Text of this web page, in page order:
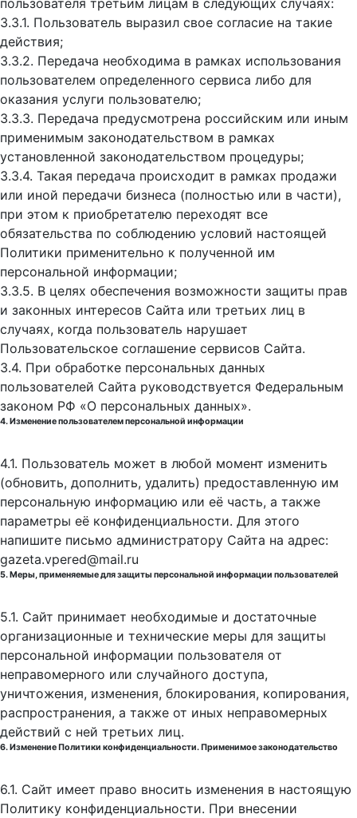
пользователя третьим лицам в следующих случаях:
3.3.1. Пользователь выразил свое согласие на такие
действия;
3.3.2. Передача необходима в рамках использования
пользователем определенного сервиса либо для
оказания услуги пользователю;
3.3.3. Передача предусмотрена российским или иным
применимым законодательством в рамках
установленной законодательством процедуры;
3.3.4. Такая передача происходит в рамках продажи
или иной передачи бизнеса (полностью или в части),
при этом к приобретателю переходят все
обязательства по соблюдению условий настоящей
Политики применительно к полученной им
персональной информации;
3.3.5. В целях обеспечения возможности защиты прав
и законных интересов Сайта или третьих лиц в
случаях, когда пользователь нарушает
Пользовательское соглашение сервисов Сайта.
3.4. При обработке персональных данных
пользователей Сайта руководствуется Федеральным
законом РФ «О персональных данных».
4. Изменение пользователем персональной информации
4.1. Пользователь может в любой момент изменить
(обновить, дополнить, удалить) предоставленную им
персональную информацию или её часть, а также
параметры её конфиденциальности. Для этого
напишите письмо администратору Сайта на адрес:
gazeta.vpered@mail.ru
5. Меры, применяемые для защиты персональной информации пользователей
5.1. Сайт принимает необходимые и достаточные
организационные и технические меры для защиты
персональной информации пользователя от
неправомерного или случайного доступа,
уничтожения, изменения, блокирования, копирования,
распространения, а также от иных неправомерных
действий с ней третьих лиц.
6. Изменение Политики конфиденциальности. Применимое законодательство
6.1. Сайт имеет право вносить изменения в настоящую
Политику конфиденциальности. При внесении